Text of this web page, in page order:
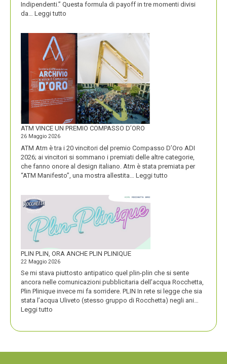
Indipendenti.” Questa formula di payoff in tre momenti divisi
da… Leggi tutto
IL
NUOVO
LOGO
DOLOMITI
ENERGIA
MOSTRA
LA
SUA
IDENTITÀ
FORTE
ATM VINCE UN PREMIO COMPASSO D’ORO
26 Maggio 2026
ATM Atm è tra i 20 vincitori del premio Compasso D’Oro ADI
2026; ai vincitori si sommano i premiati delle altre categorie,
che fanno onore al design italiano. Atm è stata premiata per
“ATM Manifesto”, una mostra allestita… Leggi tutto
PLIN PLIN, ORA ANCHE PLIN PLINIQUE
22 Maggio 2026
Se mi stava piuttosto antipatico quel plin-plin che si sente
ancora nelle comunicazioni pubblicitaria dell’acqua Rocchetta,
Plin Plinique invece mi fa sorridere. PLIN In rete si legge che sia
stata l’acqua Uliveto (stesso gruppo di Rocchetta) negli ani…
Leggi tutto